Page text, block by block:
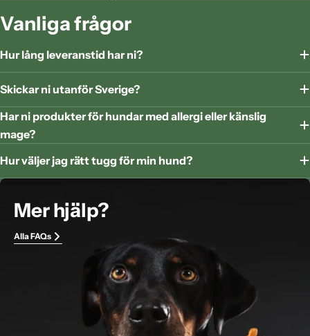
Mer hjälp?
Alla FAQs
Vanliga frågor
Hur lång leveranstid har ni?
Skickar ni utanför Sverige?
Har ni produkter för hundar med allergi eller känslig
mage?
Hur väljer jag rätt tugg för min hund?